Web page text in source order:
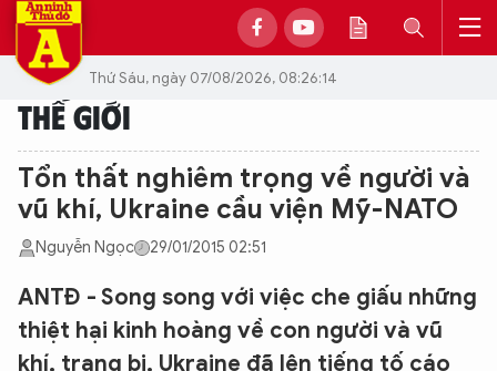
Thứ Sáu, ngày 07/08/2026, 08:26:14
THẾ GIỚI
Tổn thất nghiêm trọng về người và
vũ khí, Ukraine cầu viện Mỹ-NATO
Nguyễn Ngọc 29/01/2015 02:51
ANTĐ - Song song với việc che giấu những
thiệt hại kinh hoàng về con người và vũ
khí, trang bị, Ukraine đã lên tiếng tố cáo